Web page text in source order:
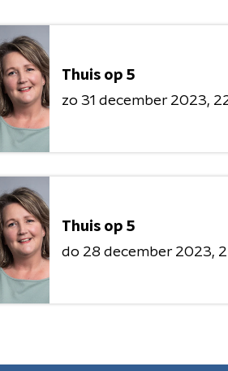
Thuis op 5
zo 31 december 2023
Thuis op 5
do 28 december 2023